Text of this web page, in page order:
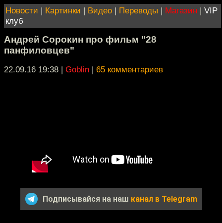
Новости | Картинки | Видео | Переводы | Магазин | VIP
клуб
Андрей Сорокин про фильм "28
панфиловцев"
22.09.16 19:38 | Goblin | 65 комментариев
Подписывайся на наш канал в Telegram